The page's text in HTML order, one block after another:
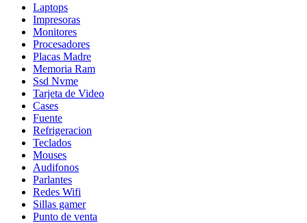
Laptops
Impresoras
Monitores
Procesadores
Placas Madre
Memoria Ram
Ssd Nvme
Tarjeta de Video
Cases
Fuente
Refrigeracion
Teclados
Mouses
Audifonos
Parlantes
Redes Wifi
Sillas gamer
Punto de venta